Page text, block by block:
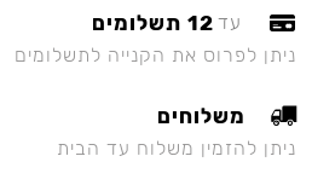
עד 12 תשלומים
ניתן לפרוס את הקנייה לתשלומים
משלוחים
ניתן להזמין משלוח עד הבית